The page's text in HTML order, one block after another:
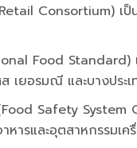
Consortium) เป็
Food Standard)
เยอรมณี และบางประเ
Safety System
หารและอุตสาหกรรมเ